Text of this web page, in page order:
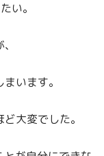
い。
います。
大変でした。